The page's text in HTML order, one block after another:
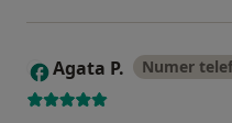
A Agata P. Numer